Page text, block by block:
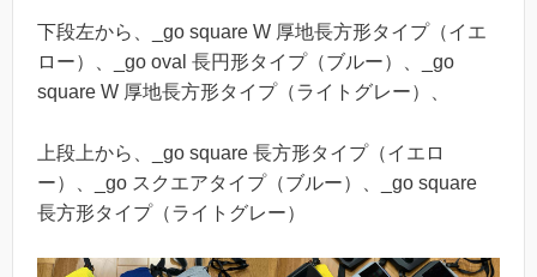
下段左から、_go square W 厚地長方形タイプ（イエ
ロー）、_go oval 長円形タイプ（ブルー）、_go
square W 厚地長方形タイプ（ライトグレー）、
上段上から、_go square 長方形タイプ（イエロ
ー）、_go スクエアタイプ（ブルー）、_go square
長方形タイプ（ライトグレー）